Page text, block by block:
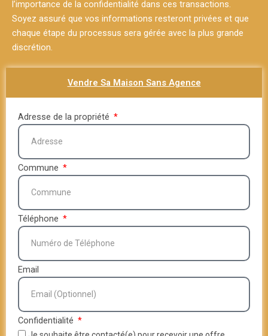
l’importance de la confidentialité dans ces transactions.
Soyez assuré que vos informations resteront privées et que
chaque étape du processus sera gérée avec la plus grande
discrétion.
Vendre Sa Maison Sans Agence
Adresse de la propriété
Commune
Téléphone
Email
Confidentialité